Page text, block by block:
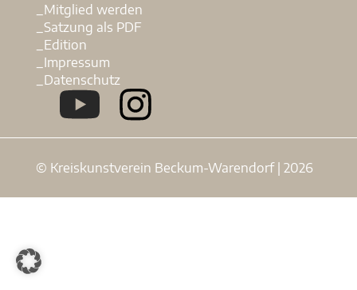
_Mitglied werden
_Satzung als PDF
_Edition
_Impressum
_Datenschutz
© Kreiskunstverein Beckum-Warendorf | 2026